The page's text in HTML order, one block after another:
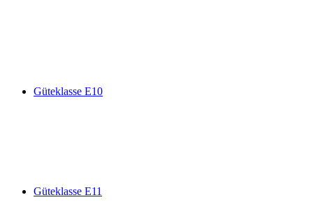
Güteklasse E10
Güteklasse E11